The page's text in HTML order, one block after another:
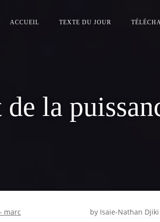
ACCUEIL TEXTE DU JOUR
de la
marc
by Isaie-Nathan Djiki